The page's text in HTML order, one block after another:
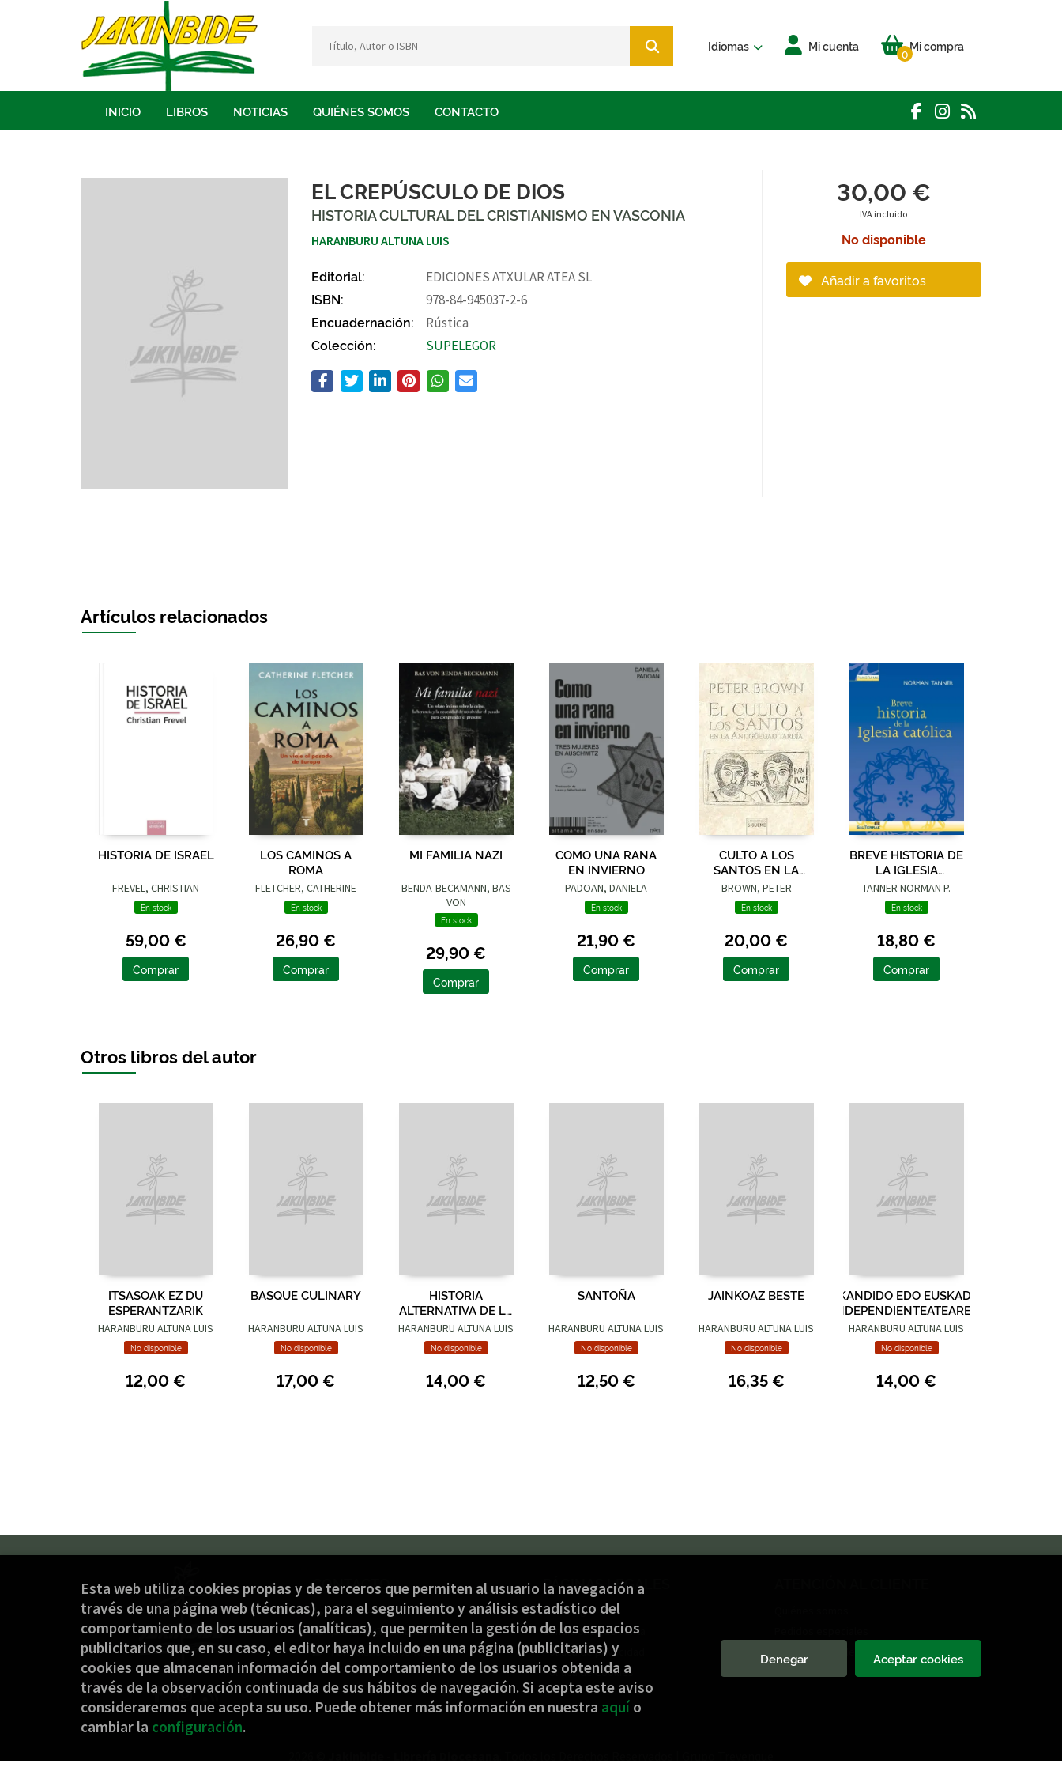
Idiomas Mi cuenta Mi compra
0
INICIO LIBROS NOTICIAS QUIÉNES SOMOS CONTACTO
EL CREPÚSCULO DE DIOS
HISTORIA CULTURAL DEL CRISTIANISMO EN VASCONIA
HARANBURU ALTUNA LUIS
Editorial:
EDICIONES ATXULAR ATEA SL
ISBN:
978-84-945037-2-6
Encuadernación:
Rústica
Colección:
SUPELEGOR
30,00 €
IVA incluido
No disponible
Añadir a favoritos
Artículos relacionados
HISTORIA DE ISRAEL
FREVEL, CHRISTIAN
En stock
59,00 €
Comprar
LOS CAMINOS A
ROMA
FLETCHER, CATHERINE
En stock
26,90 €
Comprar
MI FAMILIA NAZI
BENDA-BECKMANN, BAS
VON
En stock
29,90 €
Comprar
COMO UNA RANA
EN INVIERNO
PADOAN, DANIELA
En stock
21,90 €
Comprar
CULTO A LOS
SANTOS EN LA
ANTIGÜEDAD
TARDIA, EL
BROWN, PETER
En stock
20,00 €
Comprar
BREVE HISTORIA DE
LA IGLESIA
CATÓLICA
TANNER NORMAN P.
En stock
18,80 €
Comprar
Otros libros del autor
ITSASOAK EZ DU
ESPERANTZARIK
HARANBURU ALTUNA LUIS
No disponible
12,00 €
BASQUE CULINARY
HARANBURU ALTUNA LUIS
No disponible
17,00 €
HISTORIA
ALTERNATIVA DE LA
LITERATURA VASCA
HARANBURU ALTUNA LUIS
No disponible
14,00 €
SANTOÑA
HARANBURU ALTUNA LUIS
No disponible
12,50 €
JAINKOAZ BESTE
HARANBURU ALTUNA LUIS
No disponible
16,35 €
KANDIDO EDO EUSKADI
INDEPENDIENTEATEAREN
UKRONIA
HARANBURU ALTUNA LUIS
No disponible
14,00 €
CONTACTO
(+34) 944 232 934
jakinbide@jakinbide.eus
Formulario de contacto
PÁGINAS LEGALES
Aviso legal
Condiciones de venta
Política de privacidad
Política de Cookies
Formulario de desistimiento
Esta web utiliza cookies propias y de terceros que permiten al usuario la navegación a
través de una página web (técnicas), para el seguimiento y análisis estadístico del
comportamiento de los usuarios (analíticas), que permiten la gestión de los espacios
publicitarios que, en su caso, el editor haya incluido en una página (publicitarias) y
cookies que almacenan información del comportamiento de los usuarios obtenida a
través de la observación continuada de sus hábitos de navegación. Si acepta este aviso
consideraremos que acepta su uso. Puede obtener más información en nuestra aquí o
cambiar la configuración.
Denegar Aceptar cookies